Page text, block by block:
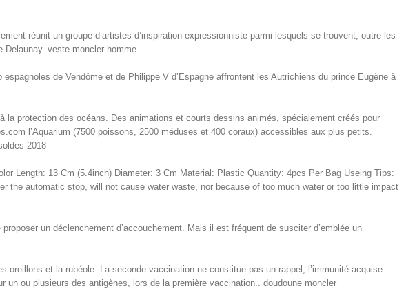
réunit un groupe d’artistes d’inspiration expressionniste parmi lesquels se trouvent, outre les
Delaunay. veste moncler homme
de Vendôme et de Philippe V d’Espagne affrontent les Autrichiens du prince Eugène à
protection des océans. Des animations et courts dessins animés, spécialement créés pour
l’Aquarium (7500 poissons, 2500 méduses et 400 coraux) accessibles aux plus petits.
2018
Length: 13 Cm (5.4inch) Diameter: 3 Cm Material: Plastic Quantity: 4pcs Per Bag Useing Tips:
the automatic stop, will not cause water waste, nor because of too much water or too little impact
un déclenchement d’accouchement. Mais il est fréquent de susciter d’emblée un
et la rubéole. La seconde vaccination ne constitue pas un rappel, l’immunité acquise
ou plusieurs des antigènes, lors de la première vaccination.. doudoune moncler